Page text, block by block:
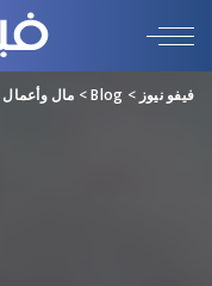
فيفو نيوز >
Blog
> مال وأعمال